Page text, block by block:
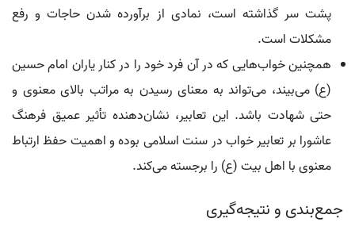
پشت سر گذاشته است، نمادی از برآورده شدن حاجات و رفع
مشکلات است.
همچنین خواب‌هایی که در آن فرد خود را در کنار یاران امام حسین
(ع) می‌بیند، می‌تواند به معنای رسیدن به مراتب بالای معنوی و
حتی شهادت باشد. این تعابیر، نشان‌دهنده تأثیر عمیق فرهنگ
عاشورا بر تعابیر خواب در سنت اسلامی بوده و اهمیت حفظ ارتباط
معنوی با اهل بیت (ع) را برجسته می‌کند.
جمع‌بندی و نتیجه‌گیری